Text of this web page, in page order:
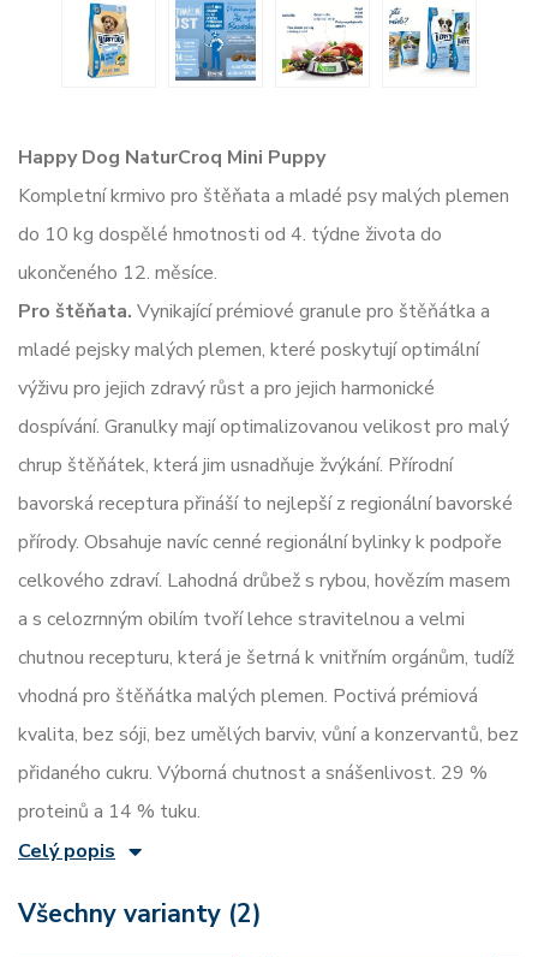
Happy Dog NaturCroq Mini Puppy
Kompletní krmivo pro štěňata a mladé psy malých plemen
do 10 kg dospělé hmotnosti od 4. týdne života do
ukončeného 12. měsíce.
Pro štěňata. Vynikající prémiové granule pro štěňátka a
mladé pejsky malých plemen, které poskytují optimální
výživu pro jejich zdravý růst a pro jejich harmonické
dospívání. Granulky mají optimalizovanou velikost pro malý
chrup štěňátek, která jim usnadňuje žvýkání. Přírodní
bavorská receptura přináší to nejlepší z regionální bavorské
přírody. Obsahuje navíc cenné regionální bylinky k podpoře
celkového zdraví. Lahodná drůbež s rybou, hovězím masem
a s celozrnným obilím tvoří lehce stravitelnou a velmi
chutnou recepturu, která je šetrná k vnitřním orgánům, tudíž
vhodná pro štěňátka malých plemen. Poctivá prémiová
kvalita, bez sóji, bez umělých barviv, vůní a konzervantů, bez
přidaného cukru. Výborná chutnost a snášenlivost. 29 %
proteinů a 14 % tuku.
Celý popis
Všechny varianty (2)